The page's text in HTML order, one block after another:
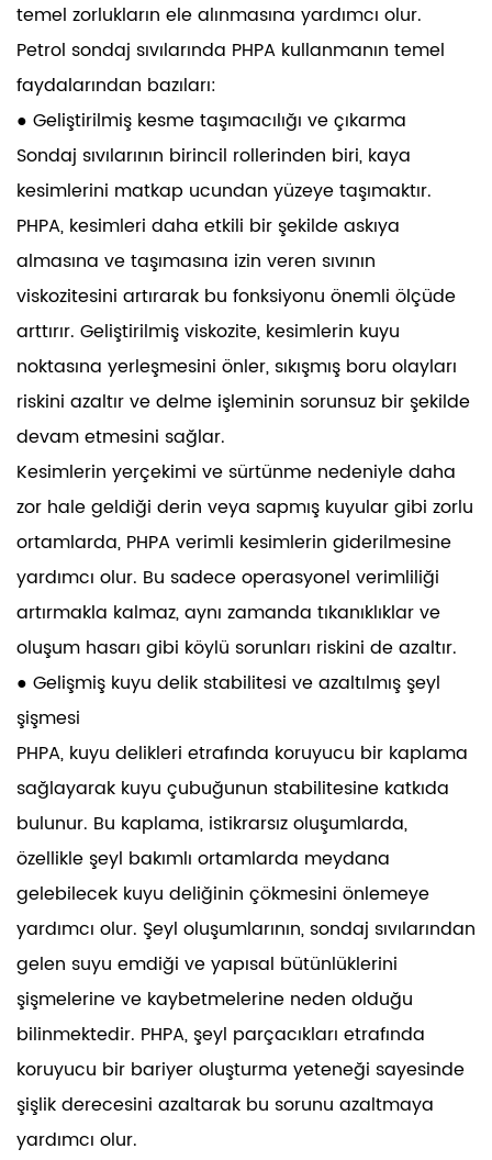
temel zorlukların ele alınmasına yardımcı olur.
Petrol sondaj sıvılarında PHPA kullanmanın temel
faydalarından bazıları:
● Geliştirilmiş kesme taşımacılığı ve çıkarma
Sondaj sıvılarının birincil rollerinden biri, kaya
kesimlerini matkap ucundan yüzeye taşımaktır.
PHPA, kesimleri daha etkili bir şekilde askıya
almasına ve taşımasına izin veren sıvının
viskozitesini artırarak bu fonksiyonu önemli ölçüde
arttırır. Geliştirilmiş viskozite, kesimlerin kuyu
noktasına yerleşmesini önler, sıkışmış boru olayları
riskini azaltır ve delme işleminin sorunsuz bir şekilde
devam etmesini sağlar.
Kesimlerin yerçekimi ve sürtünme nedeniyle daha
zor hale geldiği derin veya sapmış kuyular gibi zorlu
ortamlarda, PHPA verimli kesimlerin giderilmesine
yardımcı olur. Bu sadece operasyonel verimliliği
artırmakla kalmaz, aynı zamanda tıkanıklıklar ve
oluşum hasarı gibi köylü sorunları riskini de azaltır.
● Gelişmiş kuyu delik stabilitesi ve azaltılmış şeyl
şişmesi
PHPA, kuyu delikleri etrafında koruyucu bir kaplama
sağlayarak kuyu çubuğunun stabilitesine katkıda
bulunur. Bu kaplama, istikrarsız oluşumlarda,
özellikle şeyl bakımlı ortamlarda meydana
gelebilecek kuyu deliğinin çökmesini önlemeye
yardımcı olur. Şeyl oluşumlarının, sondaj sıvılarından
gelen suyu emdiği ve yapısal bütünlüklerini
şişmelerine ve kaybetmelerine neden olduğu
bilinmektedir. PHPA, şeyl parçacıkları etrafında
koruyucu bir bariyer oluşturma yeteneği sayesinde
şişlik derecesini azaltarak bu sorunu azaltmaya
yardımcı olur.